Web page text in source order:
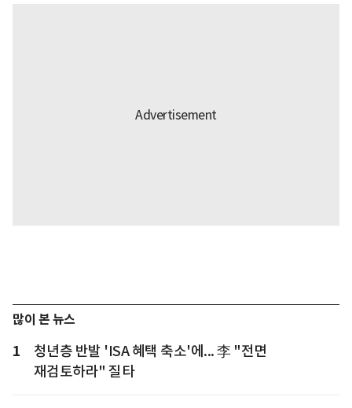
많이 본 뉴스
1
청년층 반발 'ISA 혜택 축소'에... 李 "전면
재검토하라" 질타